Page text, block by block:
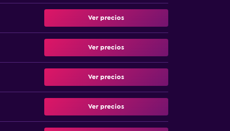
Ver precios
Ver precios
Ver precios
Ver precios